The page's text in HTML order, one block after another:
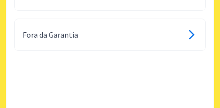
Fora da Garantia